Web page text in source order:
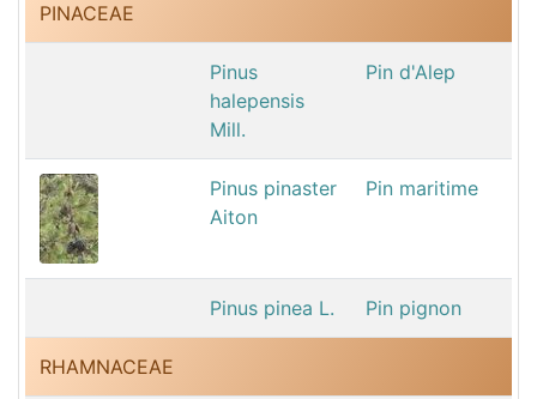
PINACEAE
Pinus
halepensis
Mill.
Pin d'Alep
Pinus pinaster
Aiton
Pin maritime
Pinus pinea L. Pin pignon
RHAMNACEAE